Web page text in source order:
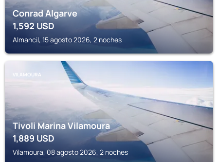
Conrad Algarve
1,592USD
Almancil, 15 agosto 2026, 2 noches
VILAMOURA
Tivoli Marina Vilamoura
1,889USD
Vilamoura, 08 agosto 2026, 2 noches